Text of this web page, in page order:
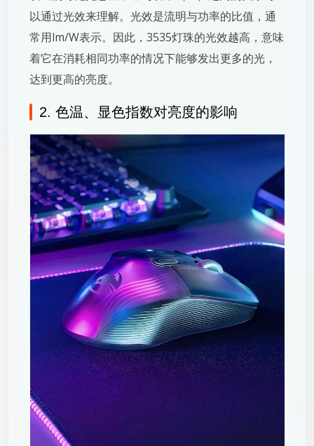
以通过光效来理解。光效是流明与功率的比值，通
常用lm/W表示。因此，3535灯珠的光效越高，意味
着它在消耗相同功率的情况下能够发出更多的光，
达到更高的亮度。
2. 色温、显色指数对亮度的影响